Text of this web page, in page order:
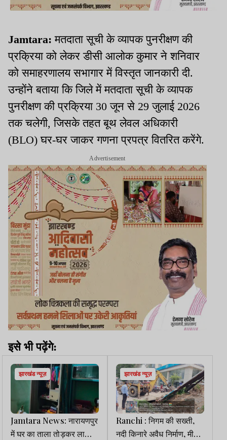
Jamtara:मतदाता सूची के व्यापक पुनरीक्षण की
प्रक्रिया को लेकर डीसी आलोक कुमार ने शनिवार
को समाहरणालय सभागार में विस्तृत जानकारी दी.
उन्होंने बताया कि जिले में मतदाता सूची के व्यापक
पुनरीक्षण की प्रक्रिया 30 जून से 29 जुलाई 2026
तक चलेगी, जिसके तहत बूथ लेवल अधिकारी
(BLO) घर-घर जाकर गणना प्रपत्र वितरित करेंगे.
Advertisement
इसे भी पढ़ेंगे:
झारखंड न्यूज़
Jamtara News: नारायणपुर
में घर का ताला तोड़कर लाखों
झारखंड न्यूज़
Ranchi : निगम की सख्ती,
नदी किनारे अवैध निर्माण, मीट